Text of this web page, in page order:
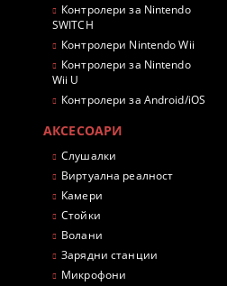
Контролери за Nintendo
SWITCH
Контролери Nintendo Wii
Контролери за Nintendo
Wii U
Контролери за Android/iOS
АКСЕСОАРИ
Слушалки
Виртуална реалност
Камери
Стойки
Волани
Зарядни станции
Микрофони